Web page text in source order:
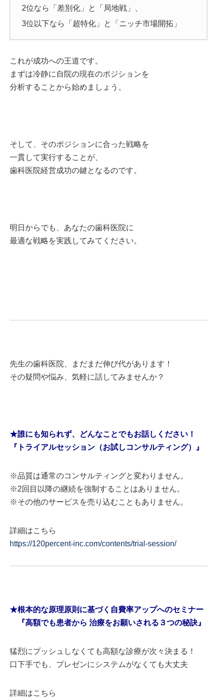
2位なら「差別化」と「局地戦」、
3位以下なら「超特化」と「ニッチ市場開拓」
これが成功への王道です。
まずは冷静に自院の現在のポジションを
分析することから始めましょう。
そして、そのポジションに合った戦略を
一貫して実行することが、
歯科医院経営成功の鍵となるのです。
明日からでも、あなたの歯科医院に
最適な戦略を実践してみてください。
先生の歯科医院、まだまだ伸び代があります！
その疑問や悩み、気軽に話してみませんか？
★誰にも知られず、どんなことでもお話しください！
『トライアルセッション（お試しコンサルティング）』
※品質は通常のコンサルティングと変わりません。
※2回目以降の継続を強制することはありません。
※その他のサービスを売り込むこともありません。
詳細はこちら
https://120percent-inc.com/contents/trial-session/
★根本的な原理原則に基づく自費率アップへのセミナー
『高額でも患者から 治療をお願いされる３つの秘訣』
猛烈にプッシュしなくても高額な診療が次々決まる！
口下手でも、プレゼンにシステムがなくても大丈夫
詳細はこちら